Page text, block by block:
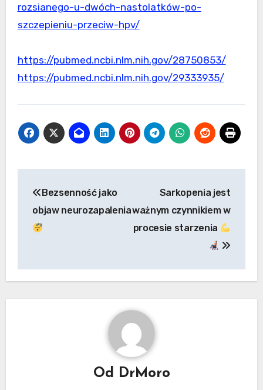
rozsianego-u-dwóch-nastolatków-po-
szczepieniu-przeciw-hpv/
https://pubmed.ncbi.nlm.nih.gov/28750853/
https://pubmed.ncbi.nlm.nih.gov/29333935/
po
wpisach
Bezsenność jako
objaw neurozapalenia
Sarkopenia jest
ważnym czynnikiem w
procesie starzenia
Od DrMoro